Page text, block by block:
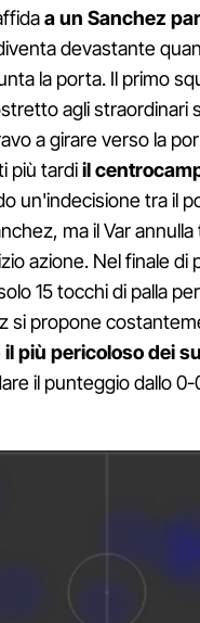
a un Sanchez
devastante
la porta. Il primo
agli straordinari
a girare verso la
più tardiil
un'indecisione tra il
ma il Var
azione. Nel finale di
15 tocchi di palla
si propone
il più pericoloso dei
il punteggio dallo 0-